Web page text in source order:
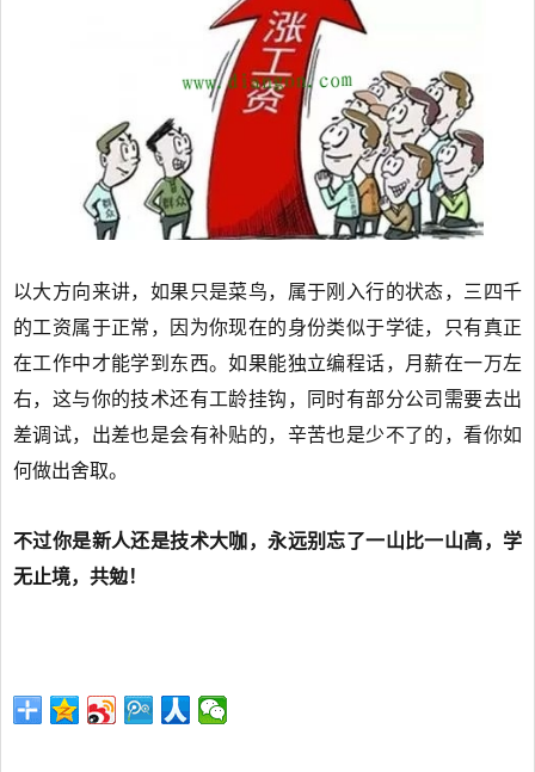
以大方向来讲，如果只是菜鸟，属于刚入行的状态，三四千
的工资属于正常，因为你现在的身份类似于学徒，只有真正
在工作中才能学到东西。如果能独立编程话，月薪在一万左
右，这与你的技术还有工龄挂钩，同时有部分公司需要去出
差调试，出差也是会有补贴的，辛苦也是少不了的，看你如
何做出舍取。
不过你是新人还是技术大咖，永远别忘了一山比一山高，学
无止境，共勉！